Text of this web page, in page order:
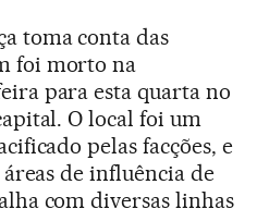
toma conta das
foi morto na
para esta quarta no
O local foi um
pelas facções, e
de influência de
com diversas linhas